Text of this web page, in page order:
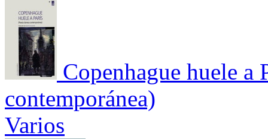
Copenhague huele a
contemporánea)
Varios